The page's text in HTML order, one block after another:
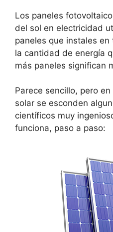
Los paneles
del sol en electricidad
paneles que instales
la cantidad de energía
más paneles significan
Parece sencillo, pero
solar se esconden
científicos muy
funciona, paso a paso: